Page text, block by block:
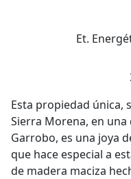
Et.
Esta propiedad única,
Sierra Morena, en una
Garrobo, es una joya
que hace especial a
de madera maciza